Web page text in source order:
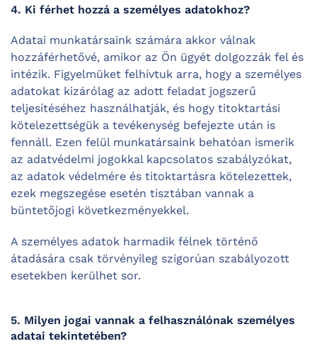
4. Ki férhet hozzá a személyes adatokhoz?
Adatai munkatársaink számára akkor válnak
hozzáférhetővé, amikor az Ön ügyét dolgozzák fel és
intézik. Figyelmüket felhívtuk arra, hogy a személyes
adatokat kizárólag az adott feladat jogszerű
teljesítéséhez használhatják, és hogy titoktartási
kötelezettségük a tevékenység befejezte után is
fennáll. Ezen felül munkatársaink behatóan ismerik
az adatvédelmi jogokkal kapcsolatos szabályzókat,
az adatok védelmére és titoktartásra kötelezettek,
ezek megszegése esetén tisztában vannak a
büntetőjogi következményekkel.
A személyes adatok harmadik félnek történő
átadására csak törvényileg szigorúan szabályozott
esetekben kerülhet sor.
5. Milyen jogai vannak a felhasználónak személyes
adatai tekintetében?